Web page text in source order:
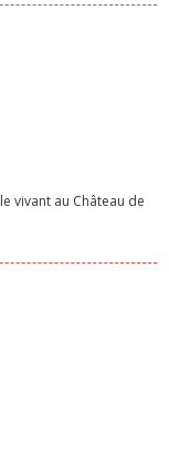
vivant au Château de